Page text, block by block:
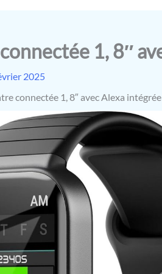
1, 8″
2025
connectée 1, 8″ avec Alexa intégrée